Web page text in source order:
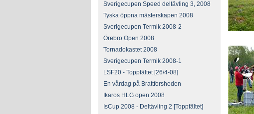
Sverigecupen Speed deltävling 3, 2008
Tyska öppna mästerskapen 2008
Sverigecupen Termik 2008-2
Örebro Open 2008
Tornadokastet 2008
Sverigecupen Termik 2008-1
LSF20 - Toppfältet [26/4-08]
En vårdag på Brattforsheden
Ikaros HLG open 2008
IsCup 2008 - Deltävling 2 [Toppfältet]